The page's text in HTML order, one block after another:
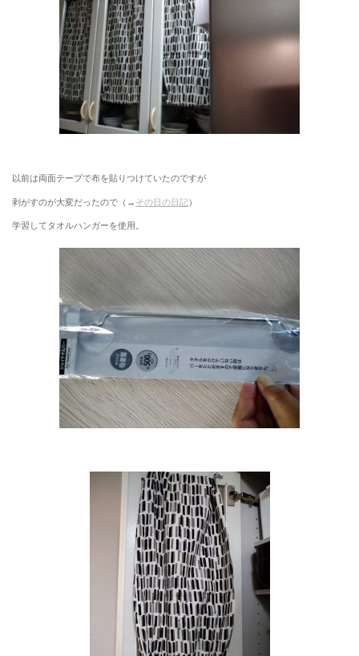
以前は両面テープで布を貼りつけていたのですが
剥がすのが大変だったので（→ その日の日記 ）
学習してタオルハンガーを使用。